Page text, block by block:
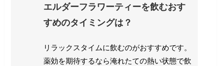
エルダーフラワーティーを飲むおす
すめのタイミングは？
リラックスタイムに飲むのがおすすめです。
薬効を期待するなら淹れたての熱い状態で飲